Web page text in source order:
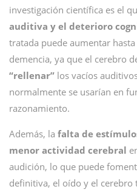
investigación científica es el
auditiva y el deterioro
tratada puede aumentar
demencia, ya que el cerebro
“rellenar” los vacíos
normalmente se usarían en
razonamiento.
Además, la falta de
menor actividad cerebral
audición, lo que puede
definitiva, el oído y el cerebro